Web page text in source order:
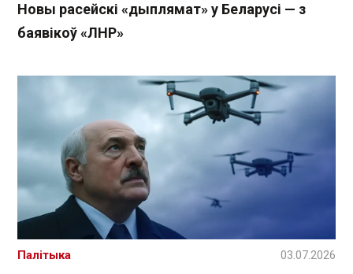
Новы расейскі «дыплямат» у Беларусі — з
баявікоў «ЛНР»
Палітыка 03.07.2026